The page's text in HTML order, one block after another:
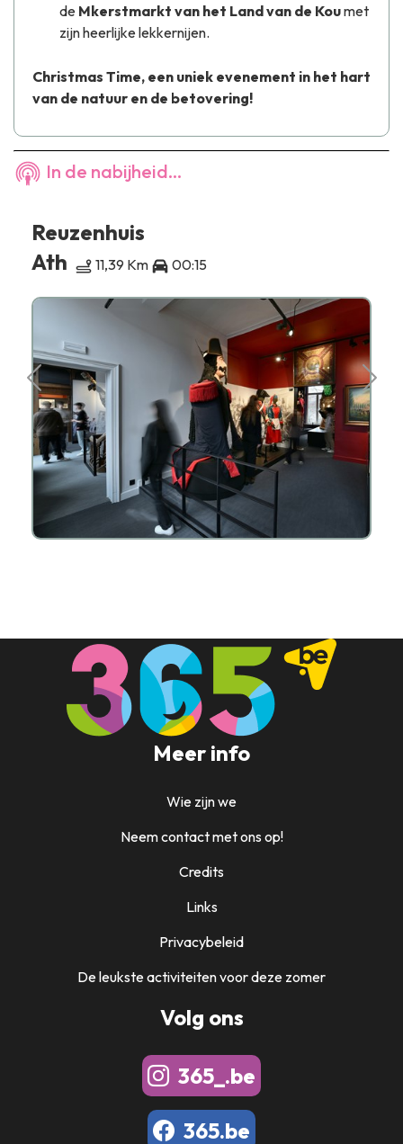
de Mkerstmarkt van het Land van de Koumet
zijn heerlijke lekkernijen.
Christmas Time, een uniek evenement in het hart
van de natuur en de betovering!
In de nabijheid...
Reuzenhuis
Ath
11,39 Km 00:15
Meer info
Wie zijn we
Neem contact met ons op!
Credits
Links
Privacybeleid
De leukste activiteiten voor deze zomer
Volg ons
365_.be
365.be